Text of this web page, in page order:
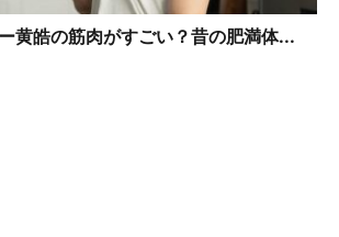
黄皓の筋肉がすごい？昔の肥満体...